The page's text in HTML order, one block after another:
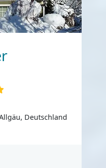
Deutschland